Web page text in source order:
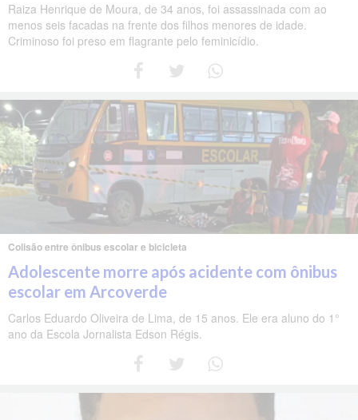
Raiza Henrique de Moura, de 34 anos, foi assassinada com ao
menos seis facadas na frente dos filhos menores de idade.
Criminoso foi preso em flagrante pelo feminicídio.
Colisão entre ônibus escolar e bicicleta
Adolescente morre após acidente com ônibus
escolar em Arcoverde
Carlos Eduardo Oliveira de Lima, de 15 anos. Ele era aluno do 1°
ano da Escola Jornalista Edson Régis.